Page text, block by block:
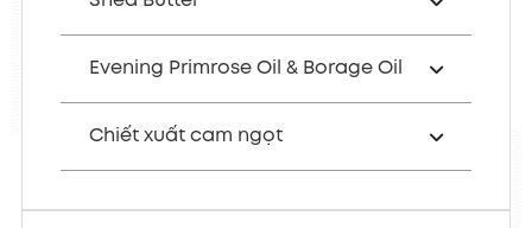
Evening Primrose Oil & Borage Oil
Chiết xuất cam ngọt